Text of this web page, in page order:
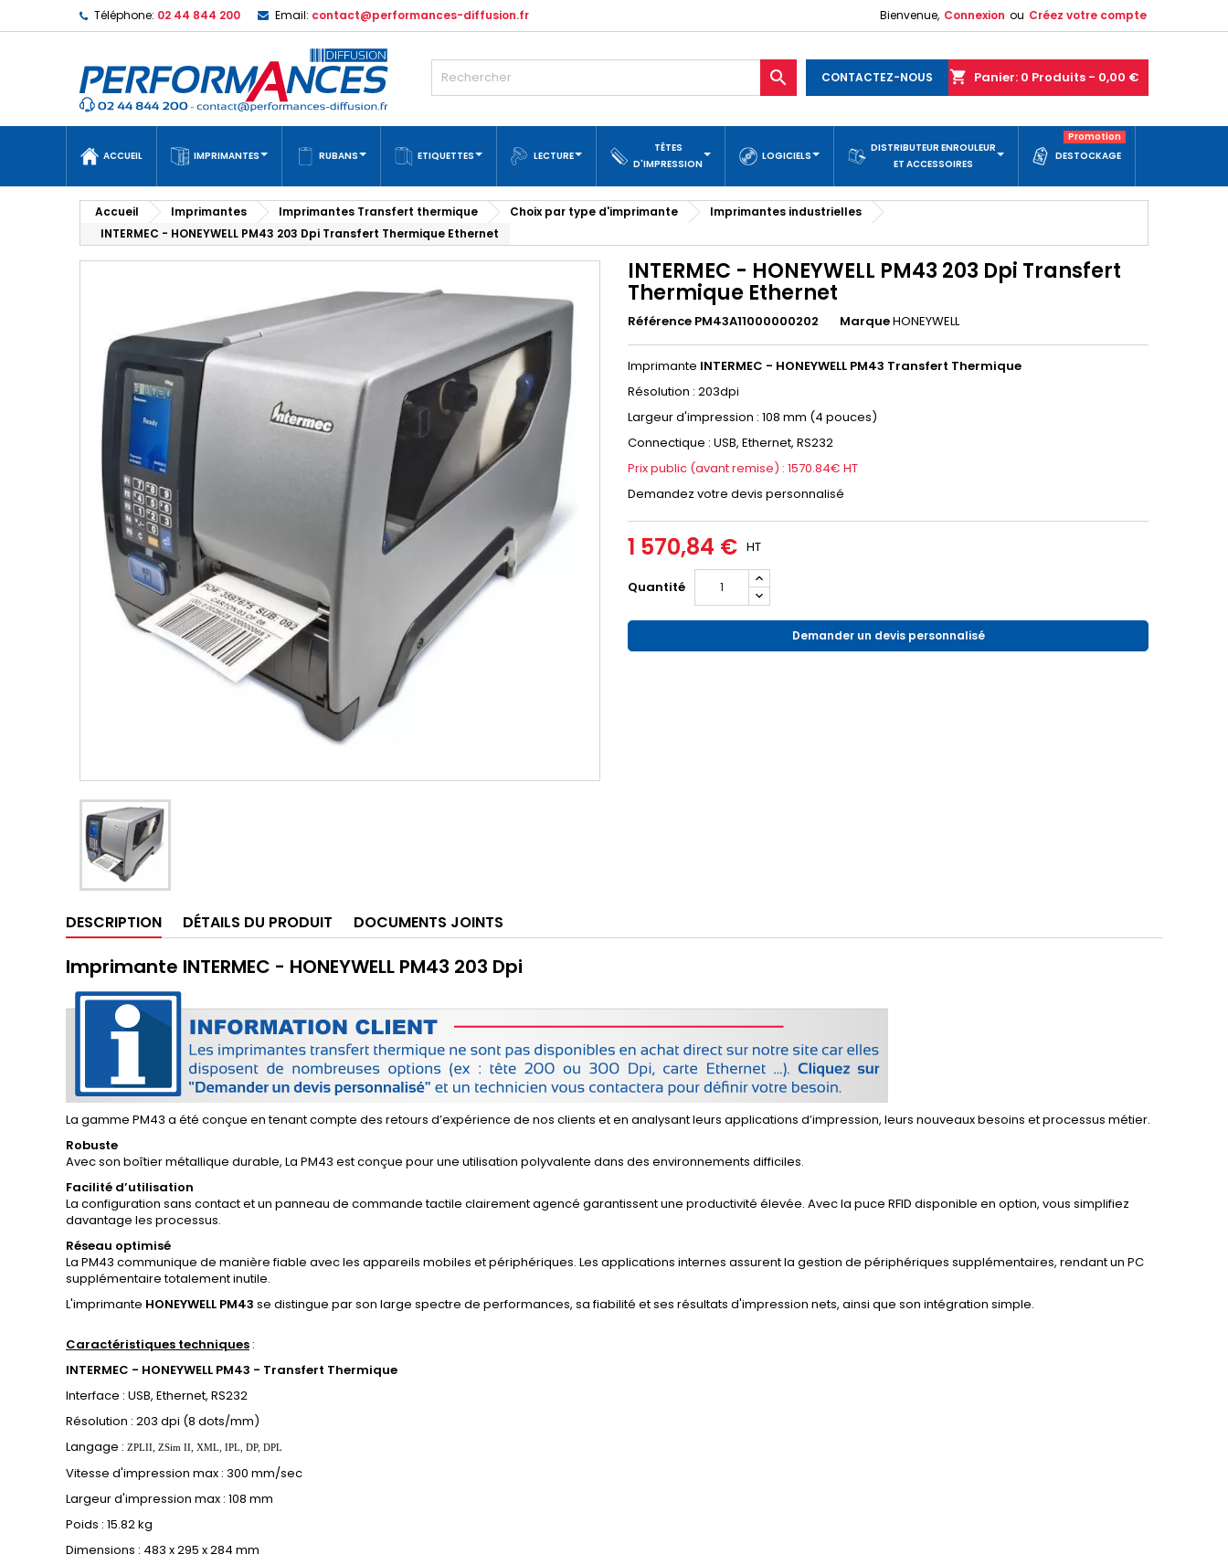
Téléphone: 02 44 844 200 Email: contact@performances-diffusion.fr Bienvenue, Connexion ou Créez votre compte
shopping_cart Panier: 0 Produits - 0,00 €
CONTACTEZ-NOUS

ACCUEIL IMPRIMANTES RUBANS ETIQUETTES LECTURE
TÊTES
D'IMPRESSION
LOGICIELS
DISTRIBUTEUR ENROULEUR
ET ACCESSOIRES
DESTOCKAGE
Promotion
Accueil Imprimantes Imprimantes Transfert thermique Choix par type d'imprimante
Imprimantes industrielles
INTERMEC - HONEYWELL PM43 203 Dpi Transfert Thermique Ethernet
INTERMEC - HONEYWELL PM43 203 Dpi Transfert
Thermique Ethernet
Référence PM43A11000000202 MarqueHONEYWELL
Imprimante INTERMEC - HONEYWELL PM43 Transfert Thermique
Résolution : 203dpi
Largeur d'impression : 108 mm (4 pouces)
Connectique : USB, Ethernet, RS232
Prix public (avant remise) : 1570.84€ HT
Demandez votre devis personnalisé
1 570,84 € HT
Quantité
Demander un devis personnalisé
DESCRIPTION DÉTAILS DU PRODUIT DOCUMENTS JOINTS
Imprimante INTERMEC - HONEYWELL PM43 203 Dpi
La gamme PM43 a été conçue en tenant compte des retours d’expérience de nos clients et en analysant leurs applications d’impression, leurs nouveaux besoins et processus métier.
Robuste
Avec son boîtier métallique durable, La PM43 est conçue pour une utilisation polyvalente dans des environnements difficiles.
Facilité d’utilisation
La configuration sans contact et un panneau de commande tactile clairement agencé garantissent une productivité élevée. Avec la puce RFID disponible en option, vous simplifiez
davantage les processus.
Réseau optimisé
La PM43 communique de manière fiable avec les appareils mobiles et périphériques. Les applications internes assurent la gestion de périphériques supplémentaires, rendant un PC
supplémentaire totalement inutile.
L'imprimante HONEYWELL PM43 se distingue par son large spectre de performances, sa fiabilité et ses résultats d'impression nets, ainsi que son intégration simple.
Caractéristiques techniques :
INTERMEC - HONEYWELL PM43 - Transfert Thermique
Interface : USB, Ethernet, RS232
Résolution : 203 dpi (8 dots/mm)
Langage : ZPLII, ZSim II, XML, IPL, DP, DPL
Vitesse d'impression max : 300 mm/sec
Largeur d'impression max : 108 mm
Poids : 15.82 kg
Dimensions : 483 x 295 x 284 mm